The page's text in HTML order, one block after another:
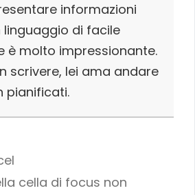
informazioni
linguaggio di facile
è molto impressionante.
scrivere, lei ama andare
pianificati.
cella di focus non